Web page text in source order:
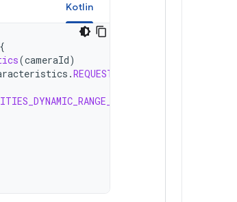
Kotlin
{
(cameraId)
.REQUEST_AVAILABLE_CAPABILITIES